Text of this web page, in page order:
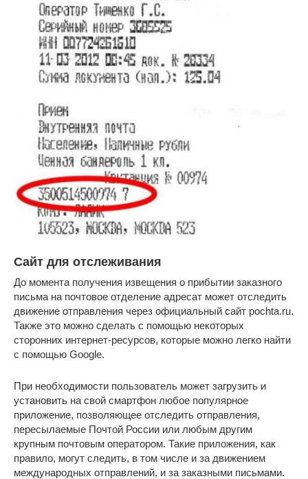
Сайт для отслеживания
До момента получения извещения о прибытии заказного
письма на почтовое отделение адресат может отследить
движение отправления через официальный сайт pochta.ru.
Также это можно сделать с помощью некоторых
сторонних интернет-ресурсов, которые можно легко найти
с помощью Google.
При необходимости пользователь может загрузить и
установить на свой смартфон любое популярное
приложение, позволяющее отследить отправления,
пересылаемые Почтой России или любым другим
крупным почтовым оператором. Такие приложения, как
правило, могут следить, в том числе и за движением
международных отправлений, и за заказными письмами.